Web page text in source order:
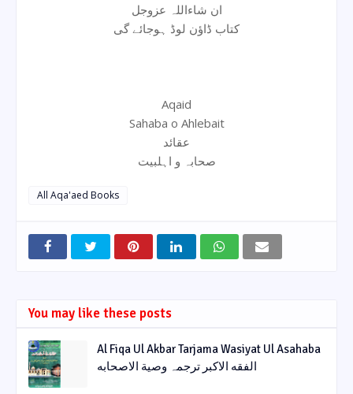
ان شاءاللہ عزوجل
کتاب ڈاؤن لوڈ ہوجائے گی
Aqaid
Sahaba o Ahlebait
عقائد
صحابہ و اہلبیت
All Aqa'aed Books
You may like these posts
Al Fiqa Ul Akbar Tarjama Wasiyat Ul Asahaba
الفقه الاکبر ترجمہ وصیة الاصحابه